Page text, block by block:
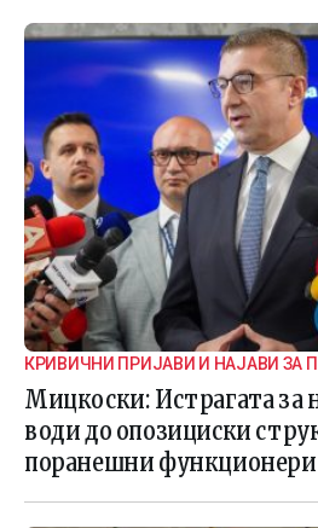
КРИВИЧНИ ПРИЈАВИ И НАЈАВИ ЗА
ИСТРАГАТА
Мицкоски: Истрагата за
води до опозициски
поранешни функционери